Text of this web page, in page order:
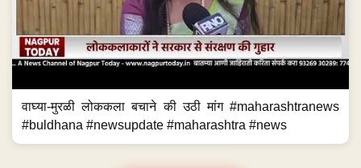
वाघ्या-मुरळी लोककला बचाने की उठी मांग #maharashtranews
#buldhana #newsupdate #maharashtra #news